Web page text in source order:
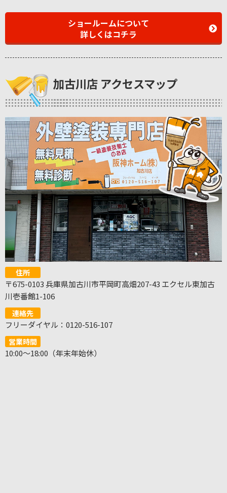
ショールームについて
詳しくはコチラ
加古川店 アクセスマップ
住所
〒675-0103 兵庫県加古川市平岡町高畑207-43 エクセル東加古
川壱番館1-106
連絡先
フリーダイヤル：0120-516-107
営業時間
10:00～18:00（年末年始休）